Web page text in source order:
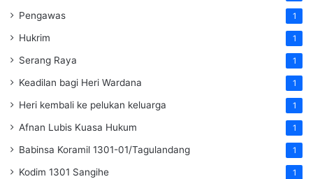
Pengawas 1
Hukrim 1
Serang Raya 1
Keadilan bagi Heri Wardana 1
Heri kembali ke pelukan keluarga 1
Afnan Lubis Kuasa Hukum 1
Babinsa Koramil 1301-01/Tagulandang 1
Kodim 1301 Sangihe 1